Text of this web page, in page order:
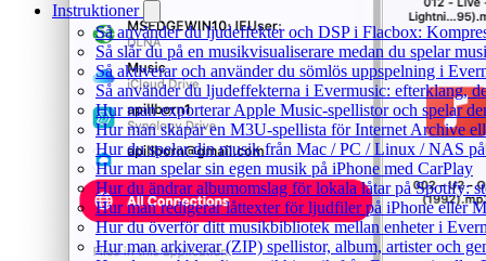
Instruktioner
Så använder du ljudeffekter och DSP i Flacbox:
Så slår du på en musikvisualiserare medan du spelar
Så aktiverar och använder du sömlös uppspelning i
Så använder du ljudeffekterna i Evermusic: efterklang,
Hur man exporterar Apple Music-spellistor och spelar
Hur man skapar en M3U-spellista för Internet Archive
Hur du spelar din musik från Mac / PC / Linux / NAS
Hur man spelar sin egen musik på iPhone med CarPlay
Hur du ändrar albumomslag för lokala låtar på Spotify:
Hur man redigerar låttexter för ljudfiler på iPhone eller
Hur du överför ditt musikbibliotek mellan enheter i
Hur man arkiverar (ZIP) spellistor, album, artister och